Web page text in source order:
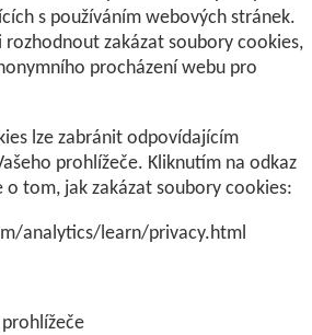
s používáním webových stránek.
rozhodnout zakázat soubory cookies,
procházení webu pro
lze zabránit odpovídajícím
prohlížeče. Kliknutím na odkaz
tom, jak zakázat soubory cookies:
analytics/learn/privacy.html